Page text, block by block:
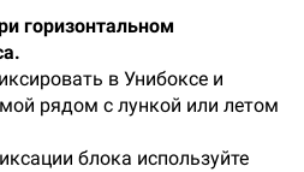
горизонтальном
в Унибоксе и
рядом с лункой или летом
блока используйте